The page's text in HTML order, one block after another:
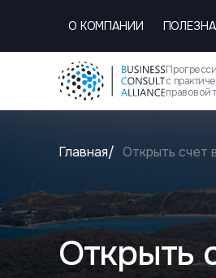
О КОМПАНИИ
с
правовой
Главная Открыть счет
Открыть